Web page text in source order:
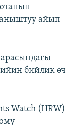
айып
бийлик өч
Watch (HRW)